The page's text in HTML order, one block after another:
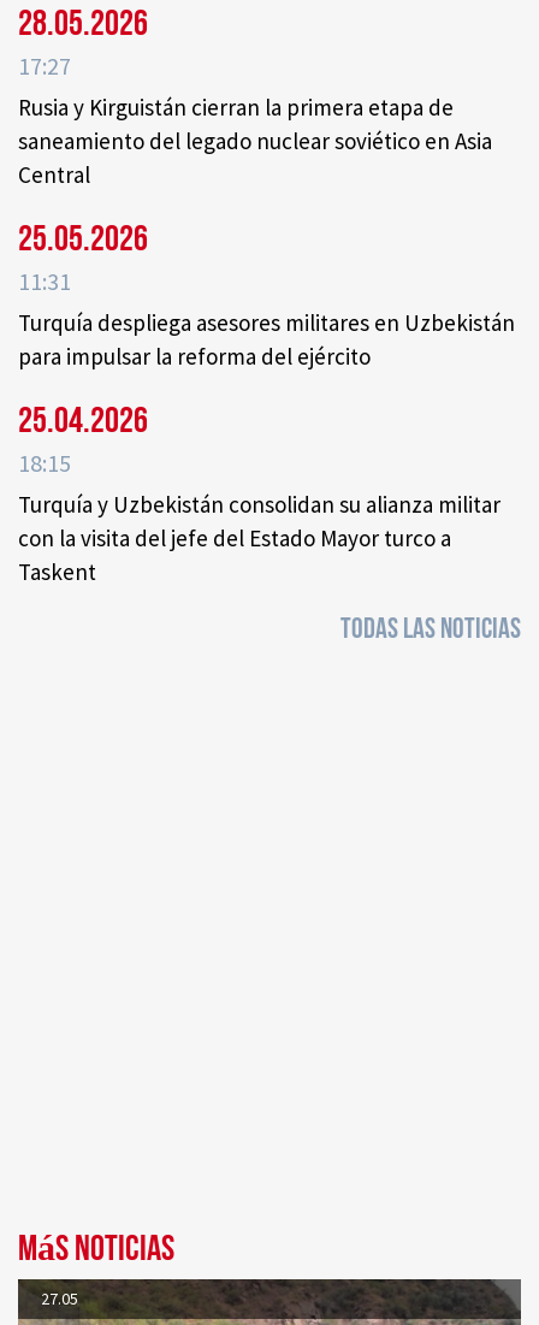
28.05.2026
17:27
Rusia y Kirguistán cierran la primera etapa de
saneamiento del legado nuclear soviético en Asia
Central
25.05.2026
11:31
Turquía despliega asesores militares en Uzbekistán
para impulsar la reforma del ejército
25.04.2026
18:15
Turquía y Uzbekistán consolidan su alianza militar
con la visita del jefe del Estado Mayor turco a
Taskent
TODAS LAS NOTICIAS
Más noticias
27.05